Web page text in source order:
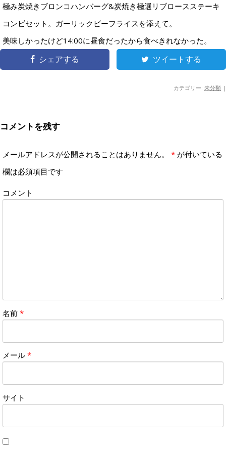
極み炭焼きブロンコハンバーグ&炭焼き極選リブロースステーキ
コンビセット。ガーリックビーフライスを添えて。
美味しかったけど14:00に昼食だったから食べきれなかった。
シェアする ツイートする
カテゴリー: 未分類 |
コメントを残す
メールアドレスが公開されることはありません。 * が付いている
欄は必須項目です
コメント
名前 *
メール *
サイト